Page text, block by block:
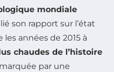
mondiale
son rapport sur l’état
années de 2015 à
chaudes de l’histoire
par une